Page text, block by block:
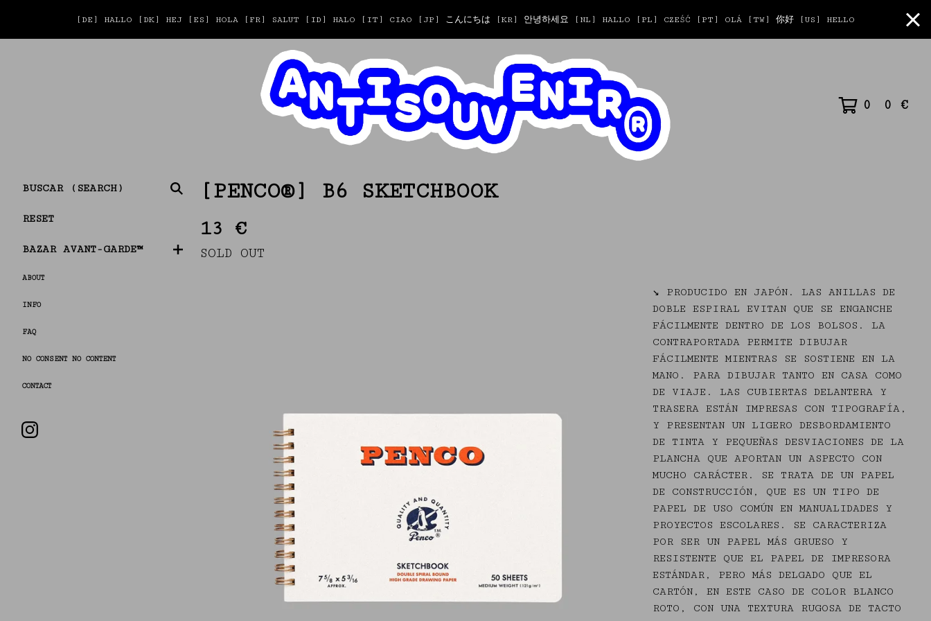
[DE] HALLO [DK] HEJ [ES] HOLA [FR] SALUT [ID] HALO [IT] CIAO [JP] こんにちは [KR] 안녕하세요 [NL] HALLO [PL] CZEŚĆ [PT] OLÁ [TW] 你好 [US] HELLO
0 0 €
BUSCAR
RESET
BAZAR AVANT-GARDE™
ABOUT
INFO
FAQ
NO CONSENT NO CONTENT
CONTACT
[PENCO®] B6 SKETCHBOOK
13 €
SOLD OUT
↘ PRODUCIDO EN JAPÓN. LAS ANILLAS DE
DOBLE ESPIRAL EVITAN QUE SE ENGANCHE
FÁCILMENTE DENTRO DE LOS BOLSOS. LA
CONTRAPORTADA PERMITE DIBUJAR
FÁCILMENTE MIENTRAS SE SOSTIENE EN LA
MANO. PARA DIBUJAR TANTO EN CASA COMO
DE VIAJE. LAS CUBIERTAS DELANTERA Y
TRASERA ESTÁN IMPRESAS CON TIPOGRAFÍA,
Y PRESENTAN UN LIGERO DESBORDAMIENTO
DE TINTA Y PEQUEÑAS DESVIACIONES DE LA
PLANCHA QUE APORTAN UN ASPECTO CON
MUCHO CARÁCTER. SE TRATA DE UN PAPEL
DE CONSTRUCCIÓN, QUE ES UN TIPO DE
PAPEL DE USO COMÚN EN MANUALIDADES Y
PROYECTOS ESCOLARES. SE CARACTERIZA
POR SER UN PAPEL MÁS GRUESO Y
RESISTENTE QUE EL PAPEL DE IMPRESORA
ESTÁNDAR, PERO MÁS DELGADO QUE EL
CARTÓN, EN ESTE CASO DE COLOR BLANCO
ROTO, CON UNA TEXTURA RUGOSA DE TACTO